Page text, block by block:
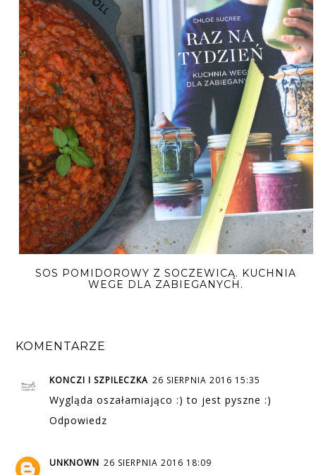
SOS POMIDOROWY Z SOCZEWICĄ. KUCHNIA
WEGE DLA ZABIEGANYCH.
KOMENTARZE
KONCZI I SZPILECZKA 26 SIERPNIA 2016 15:35
Wygląda oszałamiająco :) to jest pyszne :)
Odpowiedz
UNKNOWN 26 SIERPNIA 2016 18:09